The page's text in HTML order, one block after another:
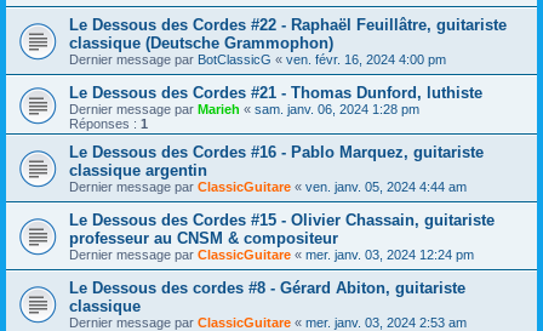
Le Dessous des Cordes #22 - Raphaël Feuillâtre, guitariste
classique (Deutsche Grammophon)
Dernier message par BotClassicG « ven. févr. 16, 2024 4:00 pm
Le Dessous des Cordes #21 - Thomas Dunford, luthiste
Dernier message par Marieh « sam. janv. 06, 2024 1:28 pm
Réponses : 1
Le Dessous des Cordes #16 - Pablo Marquez, guitariste
classique argentin
Dernier message par ClassicGuitare « ven. janv. 05, 2024 4:44 am
Le Dessous des Cordes #15 - Olivier Chassain, guitariste
professeur au CNSM & compositeur
Dernier message par ClassicGuitare « mer. janv. 03, 2024 12:24 pm
Le Dessous des cordes #8 - Gérard Abiton, guitariste
classique
Dernier message par ClassicGuitare « mer. janv. 03, 2024 2:53 am